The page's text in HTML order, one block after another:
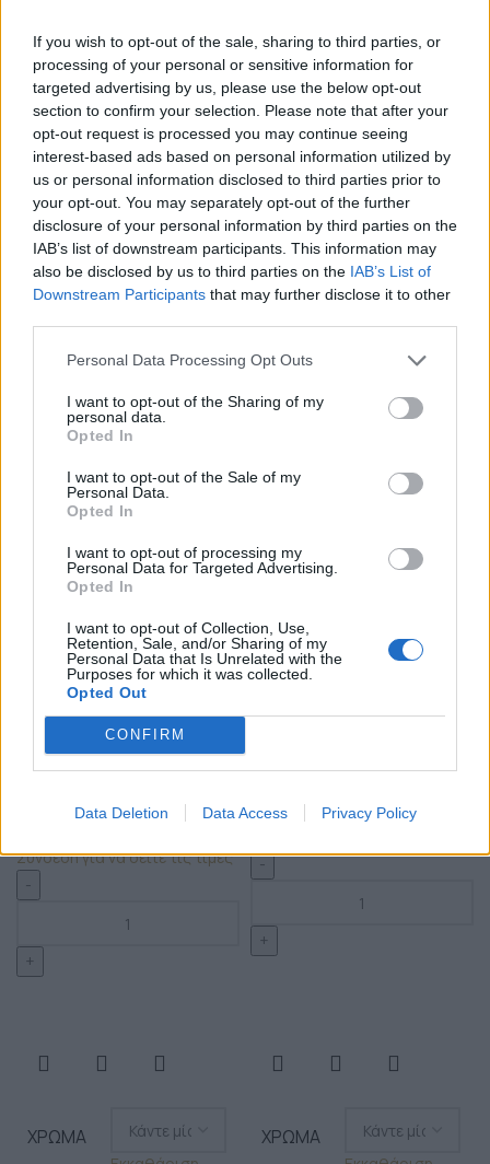
If you wish to opt-out of the sale, sharing to third parties, or
processing of your personal or sensitive information for
targeted advertising by us, please use the below opt-out
section to confirm your selection. Please note that after your
opt-out request is processed you may continue seeing
interest-based ads based on personal information utilized by
us or personal information disclosed to third parties prior to
your opt-out. You may separately opt-out of the further
disclosure of your personal information by third parties on the
IAB’s list of downstream participants. This information may
also be disclosed by us to third parties on the IAB’s List of
Downstream Participants that may further disclose it to other
Personal Data Processing Opt Outs
I want to opt-out of the Sharing of my
personal data.
Opted In
I want to opt-out of the Sale of my
Personal Data.
Opted In
I want to opt-out of processing my
Personal Data for Targeted Advertising.
Opted In
I want to opt-out of Collection, Use,
Retention, Sale, and/or Sharing of my
Personal Data that Is Unrelated with the
Purposes for which it was collected.
Opted Out
CONFIRM
Data Deletion Data Access Privacy Policy
βραχιόλι μικρό
τριαντάφυλλο
Διαθέσιμα Χρώματα: 31
Βραχιόλια
Κωδικός:fl500
Σύνδεση για να δείτε τις τιμές
βραχιόλι καρδούλα στριφτή
με ατσάλινη χρυσή αλυσίδα
Διαθέσιμα Χρώματα: 30
Βραχιόλια
Κωδικός:eye35
Σύνδεση για να δείτε τις τιμές
Εκκαθάριση
Προσθήκη στο καλάθι
Χειροποίητο μακραμέ
βραχιόλι ψαράκι xs σε χρυσό
Βραχιόλια
Σύνδεση για να δείτε τις τιμές
Εκκαθάριση
Προσθήκη στο καλάθι
βραχιόλι άπειρο xxs
Κωδικός:
apr76
ΧΡΏΜΑ ΧΡΏΜΑ